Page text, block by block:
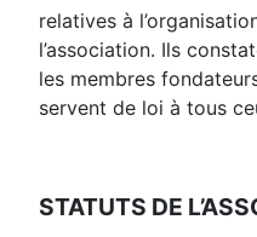
relatives à
l’association. Ils
les membres
servent de loi à tous
STATUTS DE